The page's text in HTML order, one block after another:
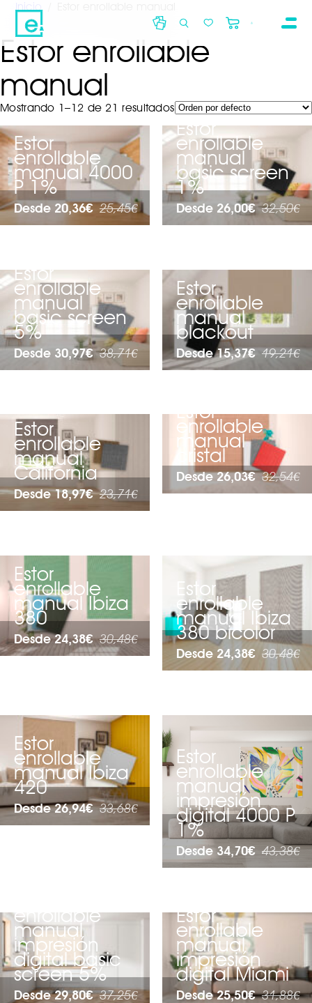
Inicio/ Estor enrollable manual
Estor enrollable
manual
Mostrando 1–12 de 21 resultados
Estor
enrollable
manual 4000
P 1%
Desde 20,36€ 25,45€
Estor
enrollable
manual
basic screen
1%
Desde 26,00€32,50€
Estor
enrollable
manual
basic screen
5%
Desde 30,97€38,71€
Estor
enrollable
manual
blackout
Desde 15,37€ 19,21€
Estor
enrollable
manual
California
Desde 18,97€23,71€
Estor
enrollable
manual
cristal
Desde 26,03€32,54€
Estor
enrollable
manual Ibiza
380
Desde 24,38€30,48€
Estor
enrollable
manual Ibiza
380 bicolor
Desde 24,38€ 30,48€
Estor
enrollable
manual Ibiza
420
Desde 26,94€33,68€
Estor
enrollable
manual
impresión
digital 4000 P
1%
Desde 34,70€ 43,38€
enrollable
manual
impresión
digital basic
screen 5%
Desde 29,80€37,25€
Estor
enrollable
manual
impresión
digital Miami
Desde 25,50€31,88€
Acepto que Decocasa trate tus datos personales para
resolver tu consulta o solicitud de información por
correo electrónico.here.